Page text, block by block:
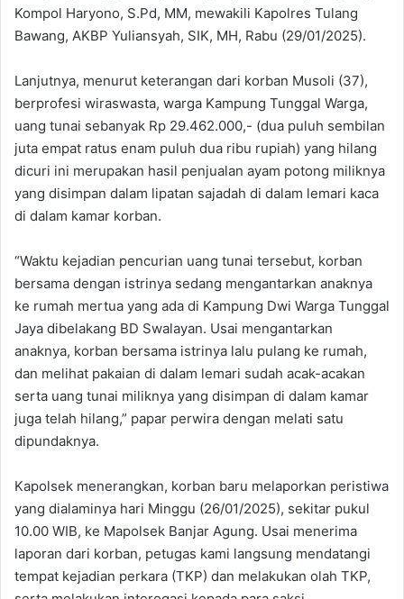
Kompol Haryono, S.Pd, MM, mewakili Kapolres Tulang
Bawang, AKBP Yuliansyah, SIK, MH, Rabu (29/01/2025).
Lanjutnya, menurut keterangan dari korban Musoli (37),
berprofesi wiraswasta, warga Kampung Tunggal Warga,
uang tunai sebanyak Rp 29.462.000,- (dua puluh sembilan
juta empat ratus enam puluh dua ribu rupiah) yang hilang
dicuri ini merupakan hasil penjualan ayam potong miliknya
yang disimpan dalam lipatan sajadah di dalam lemari kaca
di dalam kamar korban.
“Waktu kejadian pencurian uang tunai tersebut, korban
bersama dengan istrinya sedang mengantarkan anaknya
ke rumah mertua yang ada di Kampung Dwi Warga Tunggal
Jaya dibelakang BD Swalayan. Usai mengantarkan
anaknya, korban bersama istrinya lalu pulang ke rumah,
dan melihat pakaian di dalam lemari sudah acak-acakan
serta uang tunai miliknya yang disimpan di dalam kamar
juga telah hilang,” papar perwira dengan melati satu
dipundaknya.
Kapolsek menerangkan, korban baru melaporkan peristiwa
yang dialaminya hari Minggu (26/01/2025), sekitar pukul
10.00 WIB, ke Mapolsek Banjar Agung. Usai menerima
laporan dari korban, petugas kami langsung mendatangi
tempat kejadian perkara (TKP) dan melakukan olah TKP,